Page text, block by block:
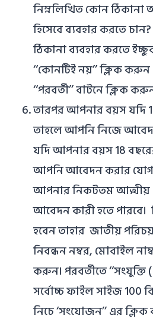
নিম্নলিখিত কোন ঠিকানা
হিসেবে ব্যবহার করতে
ঠিকানা ব্যবহার করতে
‘‘কোনটিই নয়’’ ক্লিক
‘‘পরবর্তী’’ বাটনে ক্লিক
তারপর আপনার বয়স যদি
তাহলে আপনি নিজে
যদি আপনার বয়স 18
আপনি আবেদন করার যোগ্য
আপনার নিকটতম আত্মীয়
আবেদন কারী হতে
হবেন তাহার জাতীয়
নিবন্ধন নম্বর, মোবাইল
করুন। পরবর্তীতে
সর্বোচ্চ ফাইল সাইজ 100
নিচে ‘সংযোজন’’ এর